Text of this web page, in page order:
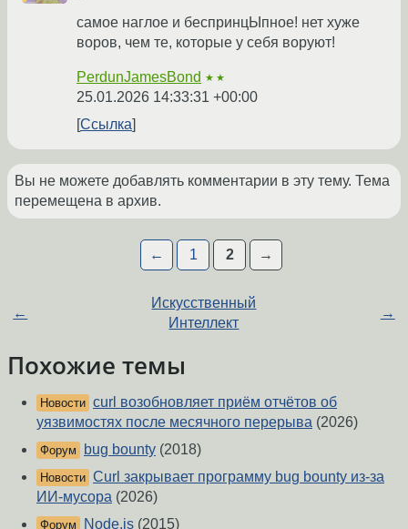
самое наглое и беспринцЫпное! нет хуже
воров, чем те, которые у себя воруют!
PerdunJamesBond ★★
25.01.2026 14:33:31 +00:00
Ссылка
Вы не можете добавлять комментарии в эту тему. Тема
перемещена в архив.
← 1 2 →
←
Искусственный
Интеллект
→
Похожие темы
Новости curl возобновляет приём отчётов об
уязвимостях после месячного перерыва (2026)
Форум bug bounty (2018)
Новости Curl закрывает программу bug bounty из-за
ИИ-мусора (2026)
Форум Node.js (2015)